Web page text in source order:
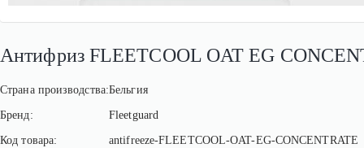
Антифриз FLEETCOOL OAT EG
Страна производства:Бельгия
Бренд: Fleetguard
Код товара: antifreeze-FLEETCOOL-OAT-EG-CONCENTRATE